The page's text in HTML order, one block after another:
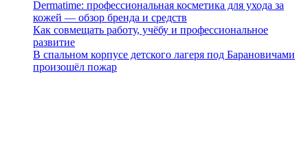
Dermatime: профессиональная косметика для ухода за
кожей — обзор бренда и средств
Как совмещать работу, учёбу и профессиональное
развитие
В спальном корпусе детского лагеря под Барановичами
произошёл пожар